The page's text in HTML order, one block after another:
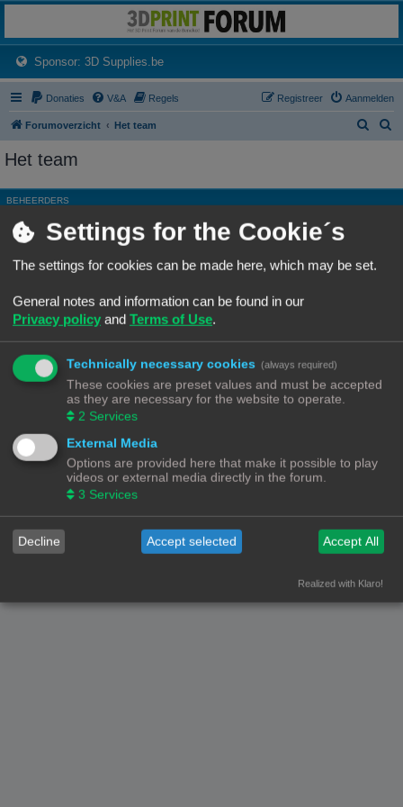
Het 3D print forum van de Benelux na de sluiting van 3dprintforum.nl
Sponsor: 3D Supplies.be(Opens a new tab)
Donaties V&A Regels Aanmelden
Registreer
Forumoverzicht Het team
k
k
Het team
BEHEERDERS
Rang, Gebruikersnaam Site Admin Ch3vr0n
Moderator
Alle forums
ALGEMENE MODERATORS
Geen leden gevonden met deze zoekcriteria.
Ga naar
Forumoverzicht
© Copyright
! - 3dprintforum.eu
Alle Rechten Voorbehouden
Privacy|Gebruikersvoorwaarden
Settings for the Cookie´s
The settings for cookies can be made here, which may be set.
General notes and information can be found in our
Privacy policy and Terms of Use.
Technically necessary cookies (always required)
These cookies are preset values and must be accepted
as they are necessary for the website to operate.
2 Services
External Media
Options are provided here that make it possible to play
videos or external media directly in the forum.
3 Services
Decline Accept selected Accept All
Realized with Klaro!